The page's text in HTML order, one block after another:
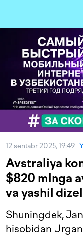
12 sentabr 2025, 19:49
Avstraliya
$820 mlnga
va yashil
Shuningdek,
hisobidan